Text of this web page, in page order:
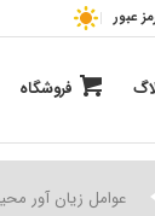
عبور
فروشگاه
عوامل زیان آور